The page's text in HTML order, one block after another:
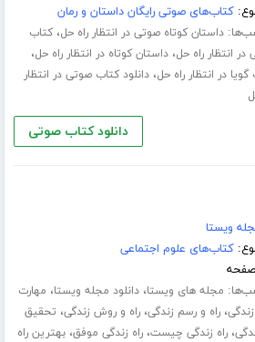
کتاب‌های صوتی رایگان داستان و رمان
داستان کوتاه صوتی در انتظار راه حل،کتاب
در انتظار راه حل،داستان کوتاه در انتظار راه حل،
در انتظار راه حل،دانلود کتاب صوتی در انتظار
دانلود کتاب صوتی
ویستا
کتاب‌های علوم اجتماعی
مجله های ویستا،دانلود مجله ویستا، مهارت
،راه و رسم زندگی،راه و روش زندگی، تحقیق
،راه زندگی چیست،راه زندگی موفق،بهترین راه